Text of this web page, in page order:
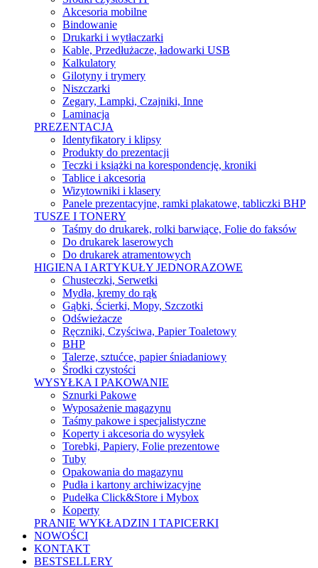
Akcesoria mobilne
Bindowanie
Drukarki i wytłaczarki
Kable, Przedłużacze, ładowarki USB
Kalkulatory
Gilotyny i trymery
Niszczarki
Zegary, Lampki, Czajniki, Inne
Laminacja
PREZENTACJA
Identyfikatory i klipsy
Produkty do prezentacji
Teczki i książki na korespondencję, kroniki
Tablice i akcesoria
Wizytowniki i klasery
Panele prezentacyjne, ramki plakatowe, tabliczki BHP
TUSZE I TONERY
Taśmy do drukarek, rolki barwiące, Folie do faksów
Do drukarek laserowych
Do drukarek atramentowych
HIGIENA I ARTYKUŁY JEDNORAZOWE
Chusteczki, Serwetki
Mydła, kremy do rąk
Gąbki, Ścierki, Mopy, Szczotki
Odświeżacze
Ręczniki, Czyściwa, Papier Toaletowy
BHP
Talerze, sztućce, papier śniadaniowy
Środki czystości
WYSYŁKA I PAKOWANIE
Sznurki Pakowe
Wyposażenie magazynu
Taśmy pakowe i specjalistyczne
Koperty i akcesoria do wysyłek
Torebki, Papiery, Folie prezentowe
Tuby
Opakowania do magazynu
Pudła i kartony archiwizacyjne
Pudełka Click&Store i Mybox
Koperty
PRANIE WYKŁADZIN I TAPICERKI
NOWOŚCI
KONTAKT
BESTSELLERY